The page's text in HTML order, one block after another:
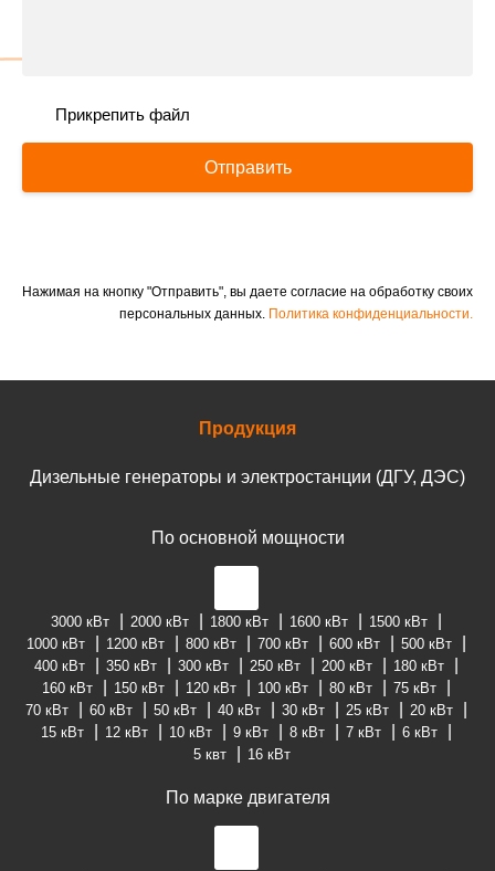
Прикрепить файл
Отправить
Нажимая на кнопку "Отправить", вы даете согласие на обработку своих
персональных данных. Политика конфиденциальности.
Продукция
Дизельные генераторы и электростанции (ДГУ, ДЭС)
По основной мощности
3000 кВт 2000 кВт 1800 кВт 1600 кВт
1500 кВт
1000 кВт
1200 кВт 800 кВт 700 кВт 600 кВт
500 кВт
400 кВт
350 кВт 300 кВт 250 кВт 200 кВт
180 кВт
160 кВт
150 кВт 120 кВт 100 кВт 80 кВт
75 кВт
70 кВт
60 кВт 50 кВт 40 кВт 30 кВт 25 кВт
20 кВт
15 кВт
12 кВт 10 кВт 9 кВт 8 кВт 7 кВт
6 кВт
5 квт
16 кВт
По марке двигателя